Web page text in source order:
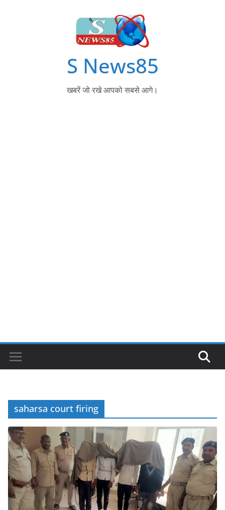
S News85
खबरें जो रखे आपको सबसे आगे।
saharsa court firing